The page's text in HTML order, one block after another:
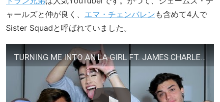
ャールズと仲が良く、 エマ・チェンバレン も含めて4人で
Sister Squadと呼ばれていました。
TURNING ME INTO AN LA GIRL FT. JAMES CHARLES & THE DOLAN TWINS